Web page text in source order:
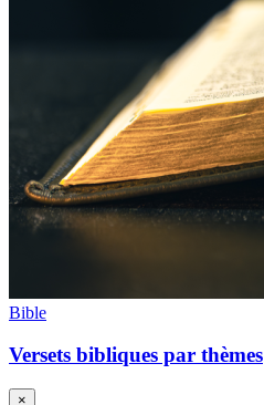
Bible
Versets bibliques par thèmes
×